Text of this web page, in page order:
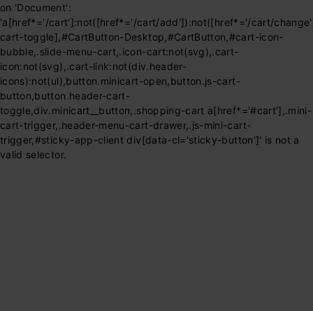
on 'Document':
'a[href*='/cart']:not([href*='/cart/add']):not([href*='/cart/
cart-toggle],#CartButton-Desktop,#CartButton,#cart-icon-
bubble,.slide-menu-cart,.icon-cart:not(svg),.cart-
icon:not(svg),.cart-link:not(div.header-
icons):not(ul),button.minicart-open,button.js-cart-
button,button.header-cart-
toggle,div.minicart__button,.shopping-cart a[href*='#cart'],.mini-
cart-trigger,.header-menu-cart-drawer,.js-mini-cart-
trigger,#sticky-app-client div[data-cl='sticky-button']' is not a
valid selector.